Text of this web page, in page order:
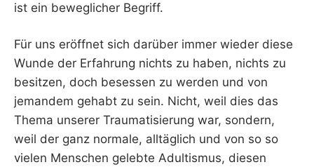
ist ein beweglicher Begriff.
Für uns eröffnet sich darüber immer wieder diese
Wunde der Erfahrung nichts zu haben, nichts zu
besitzen, doch besessen zu werden und von
jemandem gehabt zu sein. Nicht, weil dies das
Thema unserer Traumatisierung war, sondern,
weil der ganz normale, alltäglich und von so so
vielen Menschen gelebte Adultismus, diesen